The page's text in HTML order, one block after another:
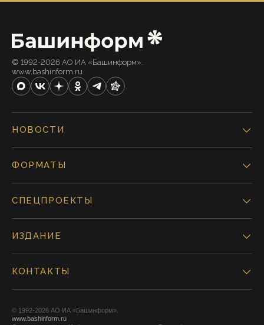
© 1992-2026 АО ИА «Башинформ».
www.bashinform.ru
НОВОСТИ
ФОРМАТЫ
СПЕЦПРОЕКТЫ
ИЗДАНИЕ
КОНТАКТЫ
© 1992-2026 АО ИА «Башинформ».
www.bashinform.ru